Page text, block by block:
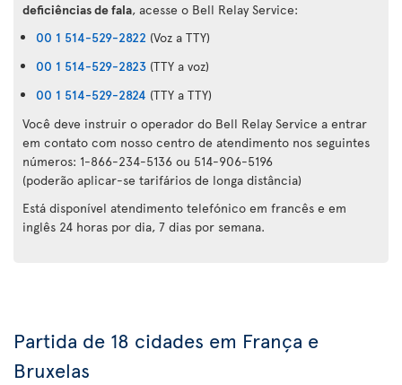
deficiências de fala, acesse o Bell Relay Service:
00 1 514-529-2822 (Voz a TTY)
00 1 514-529-2823 (TTY a voz)
00 1 514-529-2824 (TTY a TTY)
Você deve instruir o operador do Bell Relay Service a entrar
em contato com nosso centro de atendimento nos seguintes
números: 1-866-234-5136 ou 514-906-5196
(poderão aplicar-se tarifários de longa distância)
Está disponível atendimento telefónico em francês e em
inglês 24 horas por dia, 7 dias por semana.
Partida de 18 cidades em França e
Bruxelas